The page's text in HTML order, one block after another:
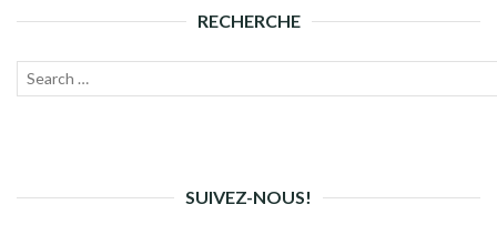
RECHERCHE
Recherche
SUIVEZ-NOUS!